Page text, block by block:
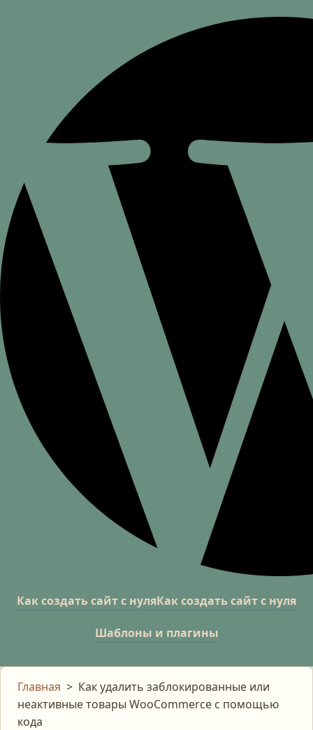
Как создать сайт с нуляКак создать сайт с нуля
Шаблоны и плагины
Главная > Как удалить заблокированные или
неактивные товары WooCommerce с помощью
кода